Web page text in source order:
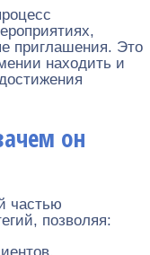
приглашения. Это
находить и
он
частью
позволяя: